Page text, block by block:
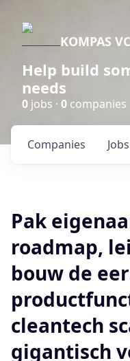
KOMPAS VC
Help build
needs
0 jobs · 0 companies
Jobs
Companies
Pak
roadmap,
bouw de
cleantech
gigantisch